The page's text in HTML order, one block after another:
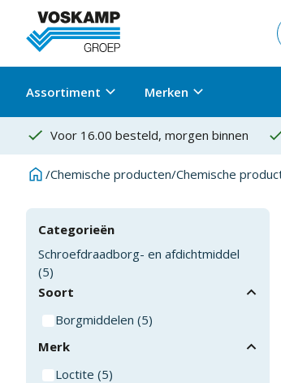
Assortiment Merken
Voor 16.00 besteld, morgen binnen
/Chemische producten/Chemische
Categorieën
Schroefdraadborg- en afdichtmiddel
(5)
Soort
Borgmiddelen (5)
Merk
Loctite (5)